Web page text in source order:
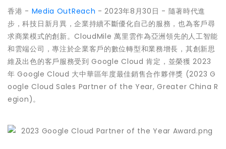
香港 - Media OutReach - 2023年8月30日 - 隨著時代進
步，科技日新月異，企業持續不斷優化自己的服務，也為客戶尋
求商業模式的創新。CloudMile 萬里雲作為亞洲領先的人工智能
和雲端公司，專注於企業客戶的數位轉型和業務增長，其創新思
維及出色的客戶服務受到 Google Cloud 肯定，並榮獲 2023
年 Google Cloud 大中華區年度最佳銷售合作夥伴獎 (2023 G
oogle Cloud Sales Partner of the Year, Greater China R
egion)。